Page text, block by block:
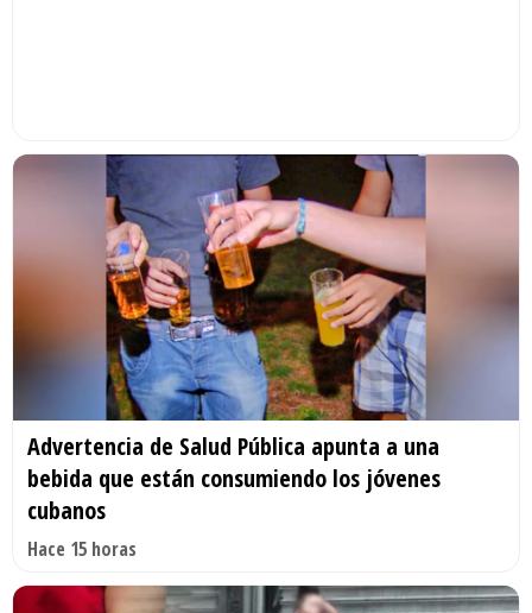
Advertencia de Salud Pública apunta a una
bebida que están consumiendo los jóvenes
cubanos
Hace 15 horas